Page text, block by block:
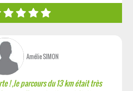
Amélie SIMON
! ,le parcours du 13 km était très